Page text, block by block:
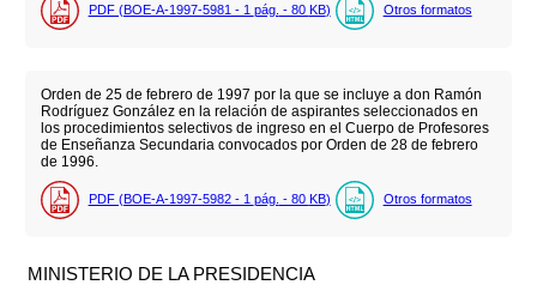
PDF (BOE-A-1997-5981 - 1 pág. - 80 KB) Otros formatos
Orden de 25 de febrero de 1997 por la que se incluye a don Ramón
Rodríguez González en la relación de aspirantes seleccionados en
los procedimientos selectivos de ingreso en el Cuerpo de Profesores
de Enseñanza Secundaria convocados por Orden de 28 de febrero
de 1996.
PDF (BOE-A-1997-5982 - 1 pág. - 80 KB) Otros formatos
MINISTERIO DE LA PRESIDENCIA